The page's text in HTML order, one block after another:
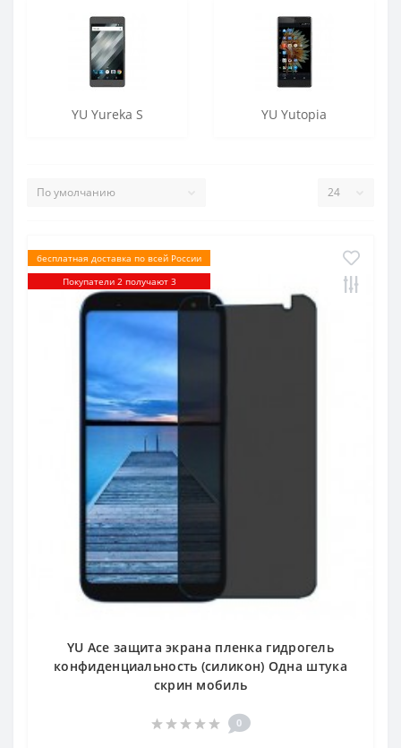
YU Yureka S YU Yutopia
бесплатная доставка по всей России
Покупатели 2 получают 3
YU Ace защита экрана пленка гидрогель
конфиденциальность (силикон) Одна штука
скрин мобиль
0